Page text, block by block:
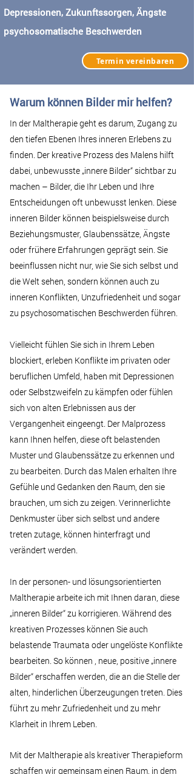
Depressionen, Zukunftssorgen, Ängste
psychosomatische Beschwerden
Termin vereinbaren
Warum können Bilder mir helfen?
In der Maltherapie geht es darum, Zugang zu
den tiefen Ebenen Ihres inneren Erlebens zu
finden. Der kreative Prozess des Malens hilft
dabei, unbewusste „innere Bilder“ sichtbar zu
machen – Bilder, die Ihr Leben und Ihre
Entscheidungen oft unbewusst lenken. Diese
inneren Bilder können beispielsweise durch
Beziehungsmuster, Glaubenssätze, Ängste
oder frühere Erfahrungen geprägt sein. Sie
beeinflussen nicht nur, wie Sie sich selbst und
die Welt sehen, sondern können auch zu
inneren Konflikten, Unzufriedenheit und sogar
zu psychosomatischen Beschwerden führen.
Vielleicht fühlen Sie sich in Ihrem Leben
blockiert, erleben Konflikte im privaten oder
beruflichen Umfeld, haben mit Depressionen
oder Selbstzweifeln zu kämpfen oder fühlen
sich von alten Erlebnissen aus der
Vergangenheit eingeengt. Der Malprozess
kann Ihnen helfen, diese oft belastenden
Muster und Glaubenssätze zu erkennen und
zu bearbeiten. Durch das Malen erhalten Ihre
Gefühle und Gedanken den Raum, den sie
brauchen, um sich zu zeigen. Verinnerlichte
Denkmuster über sich selbst und andere
treten zutage, können hinterfragt und
verändert werden.
In der personen- und lösungsorientierten
Maltherapie arbeite ich mit Ihnen daran, diese
„inneren Bilder“ zu korrigieren. Während des
kreativen Prozesses können Sie auch
belastende Traumata oder ungelöste Konflikte
bearbeiten. So können , neue, positive „innere
Bilder“ erschaffen werden, die an die Stelle der
alten, hinderlichen Überzeugungen treten. Dies
führt zu mehr Zufriedenheit und zu mehr
Klarheit in Ihrem Leben.
Mit der Maltherapie als kreativer Therapieform
schaffen wir gemeinsam einen Raum, in dem